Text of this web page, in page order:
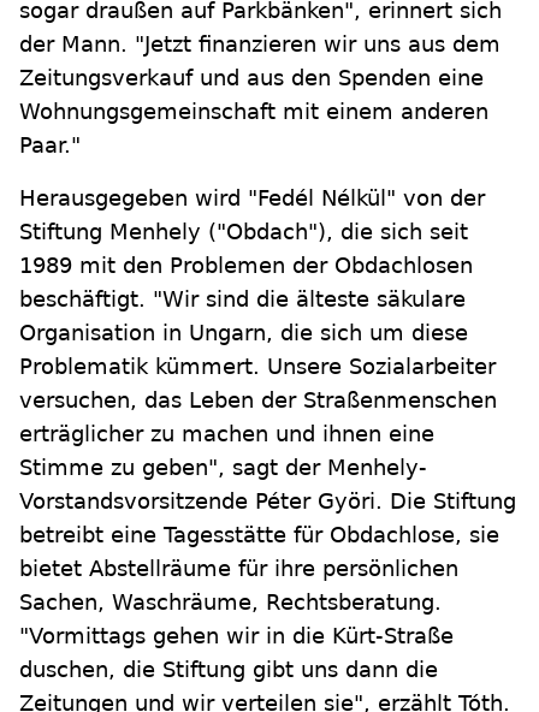
sogar draußen auf Parkbänken", erinnert sich
der Mann. "Jetzt finanzieren wir uns aus dem
Zeitungsverkauf und aus den Spenden eine
Wohnungsgemeinschaft mit einem anderen
Paar."
Herausgegeben wird "Fedél Nélkül" von der
Stiftung Menhely ("Obdach"), die sich seit
1989 mit den Problemen der Obdachlosen
beschäftigt. "Wir sind die älteste säkulare
Organisation in Ungarn, die sich um diese
Problematik kümmert. Unsere Sozialarbeiter
versuchen, das Leben der Straßenmenschen
erträglicher zu machen und ihnen eine
Stimme zu geben", sagt der Menhely-
Vorstandsvorsitzende Péter Györi. Die Stiftung
betreibt eine Tagesstätte für Obdachlose, sie
bietet Abstellräume für ihre persönlichen
Sachen, Waschräume, Rechtsberatung.
"Vormittags gehen wir in die Kürt-Straße
duschen, die Stiftung gibt uns dann die
Zeitungen und wir verteilen sie", erzählt Tóth.